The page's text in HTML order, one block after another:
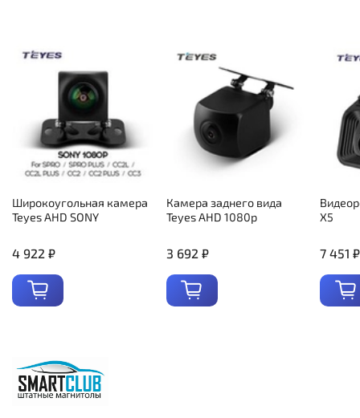
Широкоугольная камера
Teyes AHD SONY
4 922 ₽
Камера заднего вида
Teyes AHD 1080p
3 692 ₽
X5
7 451 ₽